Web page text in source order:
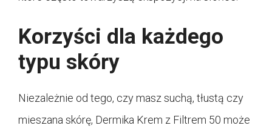
Korzyści dla każdego
typu skóry
Niezależnie od tego, czy masz suchą, tłustą czy
mieszana skórę, Dermika Krem z Filtrem 50 może